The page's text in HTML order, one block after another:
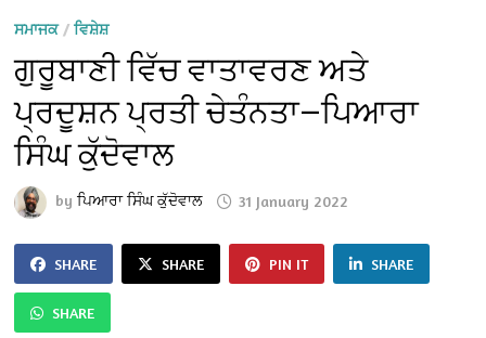
ਸਮਾਜਕ/ਵਿਸ਼ੇਸ਼
ਗੁਰੂਬਾਣੀ ਵਿੱਚ ਵਾਤਾਵਰਣ ਅਤੇ
ਪ੍ਰਦੂਸ਼ਨ ਪ੍ਰਤੀ ਚੇਤੰਨਤਾ—ਪਿਆਰਾ
ਸਿੰਘ ਕੁੱਦੋਵਾਲ
byਪਿਆਰਾ ਸਿੰਘ ਕੁੱਦੋਵਾਲ 31 January 2022
SHARE SHARE PIN IT SHARE
SHARE